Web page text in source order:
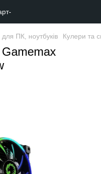
ПК, ноутбуків Кулери та